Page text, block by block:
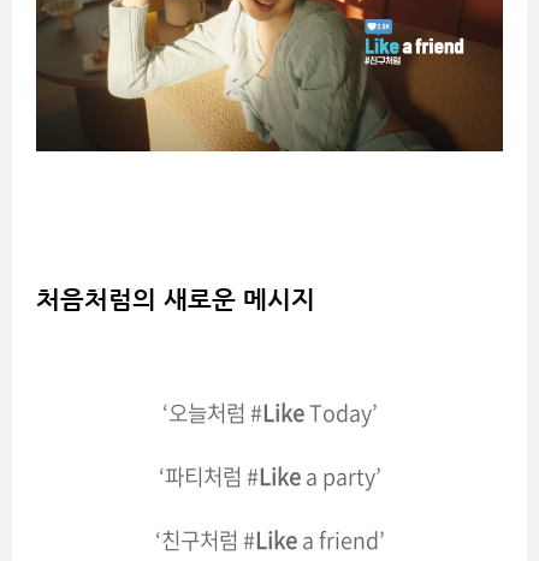
처음처럼의 새로운 메시지
‘오늘처럼 #LikeToday’
‘파티처럼 #Likea party’
‘친구처럼 #Likea friend’